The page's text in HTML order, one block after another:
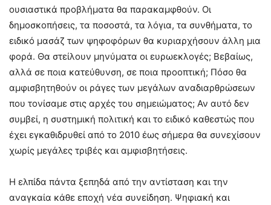
ουσιαστικά προβλήματα θα παρακαμφθούν. Οι
δημοσκοπήσεις, τα ποσοστά, τα λόγια, τα συνθήματα, το
ειδικό μασάζ των ψηφοφόρων θα κυριαρχήσουν άλλη μια
φορά. Θα στείλουν μηνύματα οι ευρωεκλογές; Βεβαίως,
αλλά σε ποια κατεύθυνση, σε ποια προοπτική; Πόσο θα
αμφισβητηθούν οι ράγες των μεγάλων αναδιαρθρώσεων
που τονίσαμε στις αρχές του σημειώματος; Αν αυτό δεν
συμβεί, η συστημική πολιτική και το ειδικό καθεστώς που
έχει εγκαθιδρυθεί από το 2010 έως σήμερα θα συνεχίσουν
χωρίς μεγάλες τριβές και αμφισβητήσεις.
Η ελπίδα πάντα ξεπηδά από την αντίσταση και την
αναγκαία κάθε εποχή νέα συνείδηση. Ψηφιακή και